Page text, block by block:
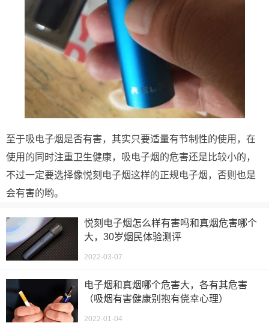
至于吸电子烟是否有害，其实只要适量有节制性的使用，在
使用的同时注重卫生健康，吸电子烟的危害还是比较小的，
不过一定要选择像悦刻电子烟这样的正规电子烟，否则也是
会有害的哟。
悦刻电子烟怎么样有害吗和真烟危害哪个
大，30岁烟民体验测评
2022-03-07
电子烟和真烟哪个危害大，各有其危害
（吸烟有害健康别抱有侥幸心理）
2022-01-04